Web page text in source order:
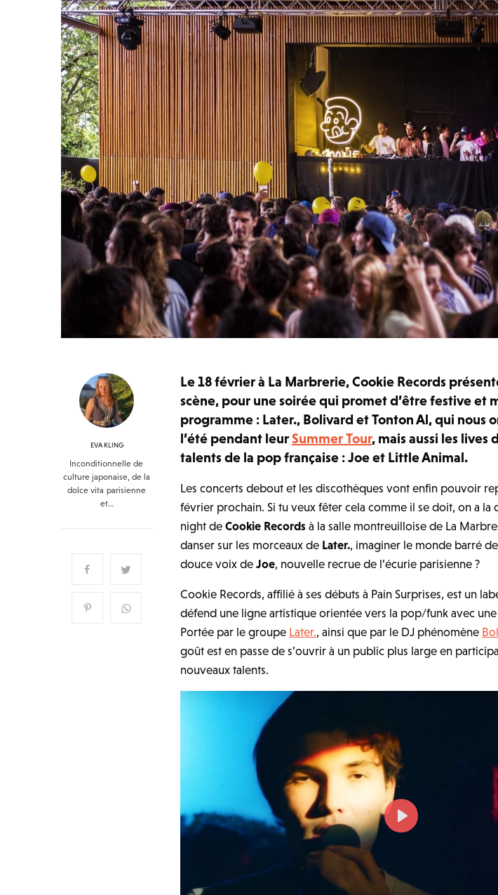
EVA KLING
Inconditionnelle de
culture japonaise, de la
dolce vita parisienne
et…
Le 18 février à La Marbrerie, Cookie Records
scène, pour une soirée qui promet d’être festive et
programme : Later., Bolivard et Tonton Al, qui nous
l’été pendant leurSummer Tour, mais aussi les lives
talents de la pop française : Joe et Little Animal.
Les concerts debout et les discothèques vont enfin pouvoir
février prochain. Si tu veux fêter cela comme il se doit, on a la
night deCookie Records à la salle montreuilloise de La
danser sur les morceaux de Later., imaginer le monde barré de
douce voix deJoe, nouvelle recrue de l’écurie parisienne ?
Cookie Records, affilié à ses débuts à Pain Surprises, est un
défend une ligne artistique orientée vers la pop/funk avec
Portée par le groupe Later., ainsi que par le DJ phénomène
goût est en passe de s’ouvrir à un public plus large en
nouveaux talents.
P